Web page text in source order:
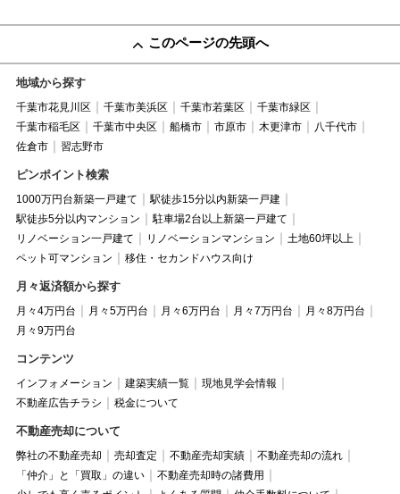
このページの先頭へ
地域から探す
千葉市花見川区 千葉市美浜区 千葉市若葉区
千葉市緑区
千葉市稲毛区
千葉市中央区 船橋市 市原市 木更津市
八千代市
佐倉市
習志野市
ピンポイント検索
1000万円台新築一戸建て
駅徒歩15分以内新築一戸建
駅徒歩5分以内マンション
駐車場2台以上新築一戸建て
リノベーション一戸建て
リノベーションマンション
土地60坪以上
ペット可マンション
移住・セカンドハウス向け
月々返済額から探す
月々4万円台 月々5万円台 月々6万円台 月々7万円台
月々8万円台
月々9万円台
コンテンツ
インフォメーション 建築実績一覧
現地見学会情報
不動産広告チラシ
税金について
不動産売却について
弊社の不動産売却 売却査定 不動産売却実績
不動産売却の流れ
「仲介」と「買取」の違い
不動産売却時の諸費用